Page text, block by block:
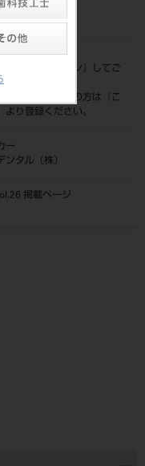
コード
格
ログイン
』してご
さい。
会員登録がまだの方は『
こ
』より登録ください。
ー
ンタル（株）
掲載ページ